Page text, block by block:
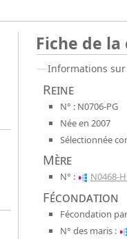
Fiche de la
Informations
Reine
N° : N0706-PG
Née en 2007
Sélectionnée
Mère
N° : N0468-
Fécondation
Fécondation
N° des maris :